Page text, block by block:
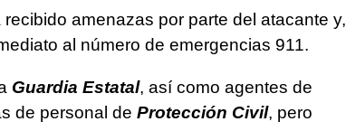
amenazas por parte del atacante y,
al número de emergencias 911.
Guardia Estatal, así como agentes de
de personal de Protección Civil, pero